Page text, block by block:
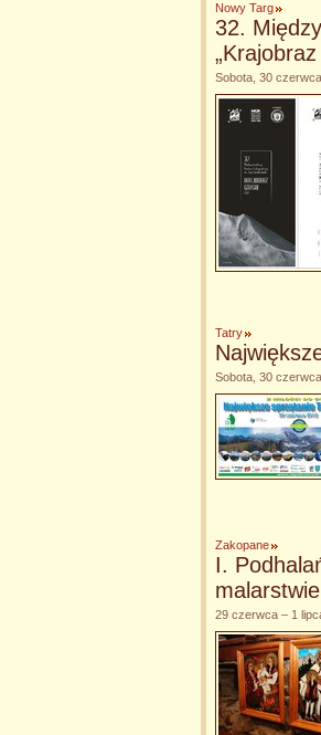
Nowy Targ
32.
Sobota, 30
Tatry
Sobota, 30
Zakopane
I.
29 czerwca – 1